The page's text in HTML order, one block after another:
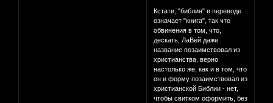
Кстати, "библия" в переводе
означает "книга", так что
обвинения в том, что,
дескать, ЛаВей даже
название позаимствовал из
христианства, верно
настолько же, как и в том, что
он и форму позаимствовал из
христианской Библии - нет,
чтобы свитком оформить, без